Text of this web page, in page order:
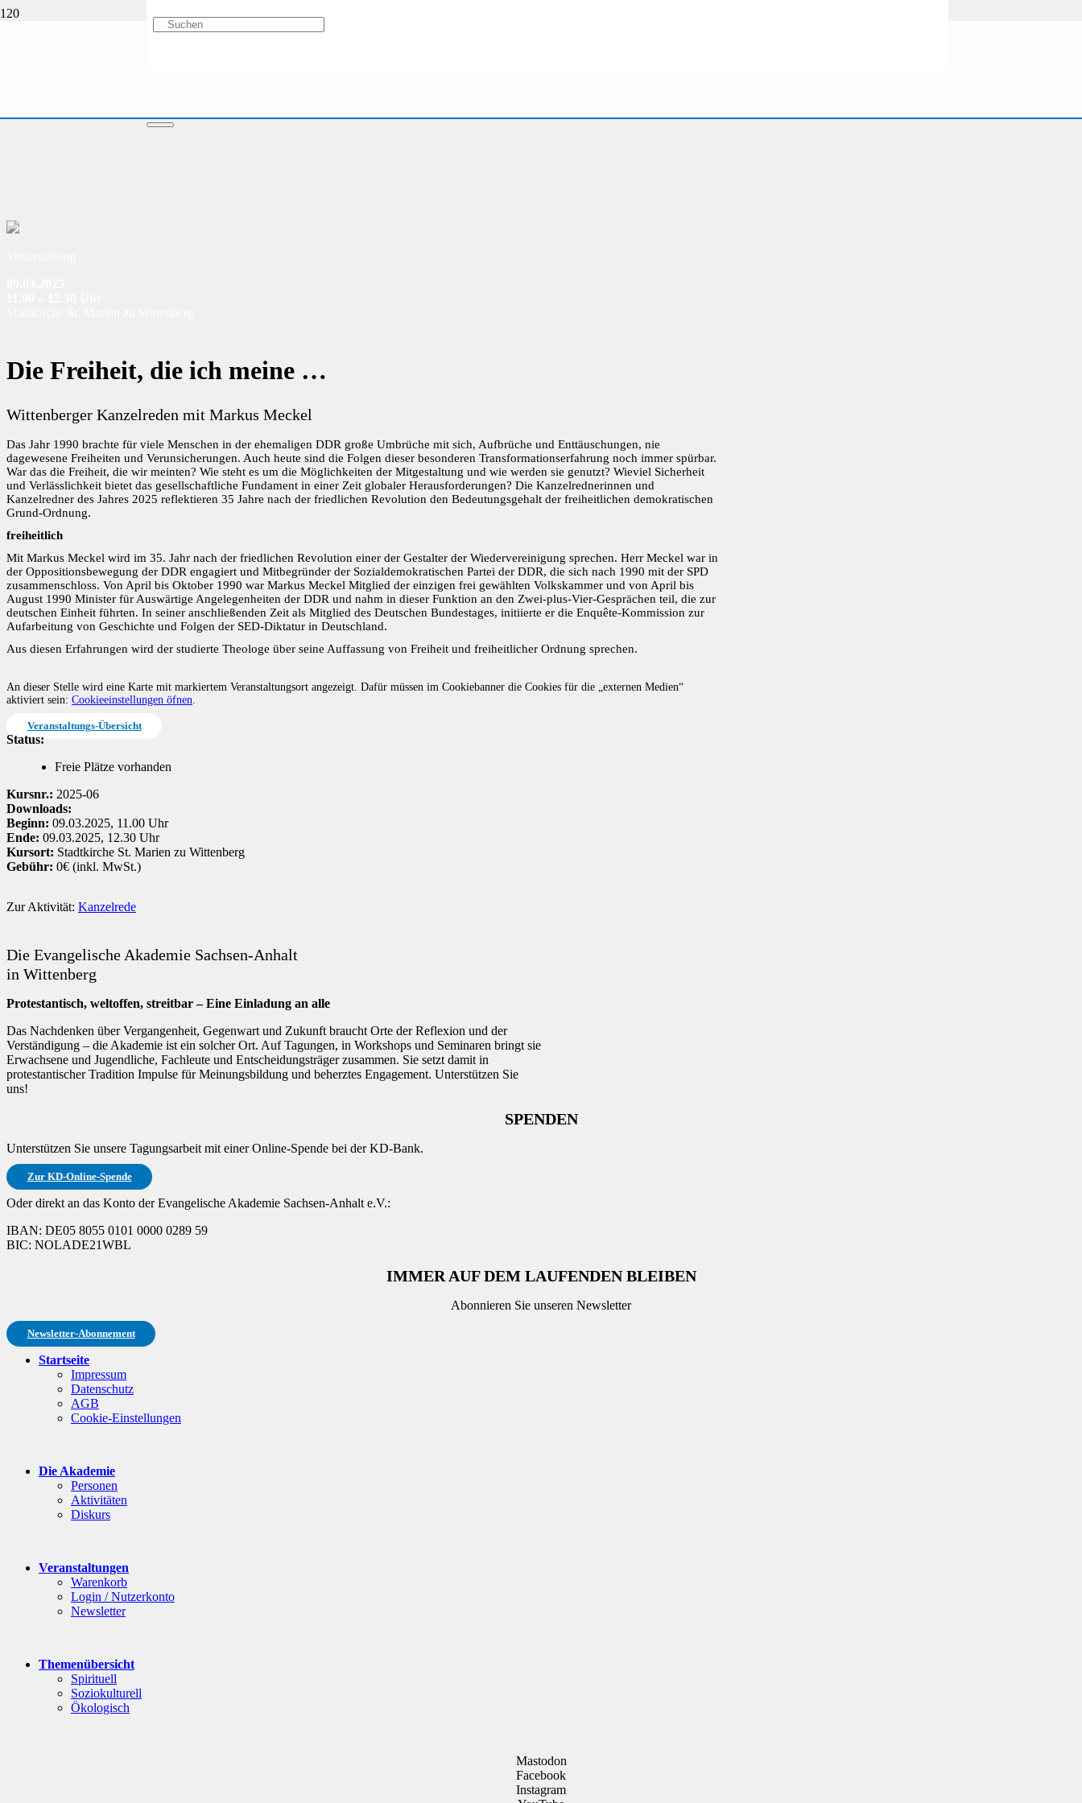
Die Freiheit, die ich meine …
Wittenberger Kanzelreden mit Markus Meckel
Das Jahr 1990 brachte für viele Menschen in der ehemaligen DDR große Umbrüche mit sich, Aufbrüche und Enttäuschungen, nie
dagewesene Freiheiten und Verunsicherungen. Auch heute sind die Folgen dieser besonderen Transformationserfahrung noch immer spürbar.
War das die Freiheit, die wir meinten? Wie steht es um die Möglichkeiten der Mitgestaltung und wie werden sie genutzt? Wieviel Sicherheit
und Verlässlichkeit bietet das gesellschaftliche Fundament in einer Zeit globaler Herausforderungen? Die Kanzelrednerinnen und
Kanzelredner des Jahres 2025 reflektieren 35 Jahre nach der friedlichen Revolution den Bedeutungsgehalt der freiheitlichen demokratischen
Grund-Ordnung.
freiheitlich
Mit Markus Meckel wird im 35. Jahr nach der friedlichen Revolution einer der Gestalter der Wiedervereinigung sprechen. Herr Meckel war in
der Oppositionsbewegung der DDR engagiert und Mitbegründer der Sozialdemokratischen Partei der DDR, die sich nach 1990 mit der SPD
zusammenschloss. Von April bis Oktober 1990 war Markus Meckel Mitglied der einzigen frei gewählten Volkskammer und von April bis
August 1990 Minister für Auswärtige Angelegenheiten der DDR und nahm in dieser Funktion an den Zwei-plus-Vier-Gesprächen teil, die zur
deutschen Einheit führten. In seiner anschließenden Zeit als Mitglied des Deutschen Bundestages, initiierte er die Enquête-Kommission zur
Aufarbeitung von Geschichte und Folgen der SED-Diktatur in Deutschland.
Aus diesen Erfahrungen wird der studierte Theologe über seine Auffassung von Freiheit und freiheitlicher Ordnung sprechen.
An dieser Stelle wird eine Karte mit markiertem Veranstaltungsort angezeigt. Dafür müssen im Cookiebanner die Cookies für die „externen Medien“
aktiviert sein: Cookieeinstellungen öfnen
Veranstaltungs-Übersicht
Status:
Freie Plätze vorhanden
Kursnr.: 2025-06
Downloads:
Beginn: 09.03.2025, 11.00 Uhr
Ende: 09.03.2025, 12.30 Uhr
Kursort: Stadtkirche St. Marien zu Wittenberg
Gebühr: 0€ (inkl. MwSt.)
Zur Aktivität: Kanzelrede
Die Evangelische Akademie Sachsen-Anhalt
in Wittenberg
Protestantisch, weltoffen, streitbar – Eine Einladung an alle
Das Nachdenken über Vergangenheit, Gegenwart und Zukunft braucht Orte der Reflexion und der
Verständigung – die Akademie ist ein solcher Ort. Auf Tagungen, in Workshops und Seminaren bringt sie
Erwachsene und Jugendliche, Fachleute und Entscheidungsträger zusammen. Sie setzt damit in
protestantischer Tradition Impulse für Meinungsbildung und beherztes Engagement. Unterstützen Sie
uns!
SPENDEN
Unterstützen Sie unsere Tagungsarbeit mit einer Online-Spende bei der KD-Bank.
Zur KD-Online-Spende
Oder direkt an das Konto der Evangelische Akademie Sachsen-Anhalt e.V.:
IBAN: DE05 8055 0101 0000 0289 59
BIC: NOLADE21WBL
IMMER AUF DEM LAUFENDEN BLEIBEN
Abonnieren Sie unseren Newsletter
Newsletter-Abonnement
Startseite
Impressum
Datenschutz
AGB
Cookie-Einstellungen
Die Akademie
Personen
Aktivitäten
Diskurs
Veranstaltungen
Warenkorb
Login / Nutzerkonto
Newsletter
Themenübersicht
Spirituell
Soziokulturell
Ökologisch
Mastodon
Facebook
Instagram